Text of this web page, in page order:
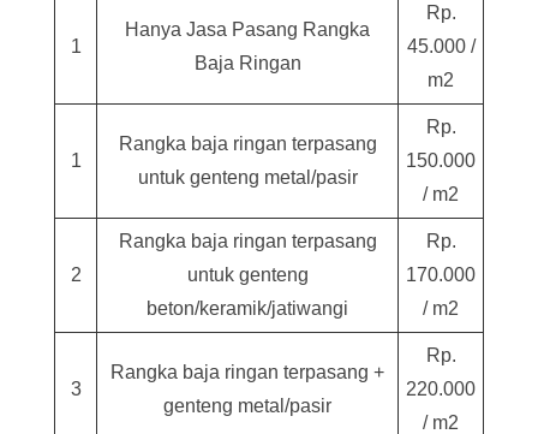
1
Hanya Jasa Pasang Rangka
Baja Ringan
Rp.
45.000 /
m2
1
Rangka baja ringan terpasang
untuk genteng metal/pasir
Rp.
150.000
/ m2
2
Rangka baja ringan terpasang
untuk genteng
beton/keramik/jatiwangi
Rp.
170.000
/ m2
3
Rangka baja ringan terpasang +
genteng metal/pasir
Rp.
220.000
/ m2